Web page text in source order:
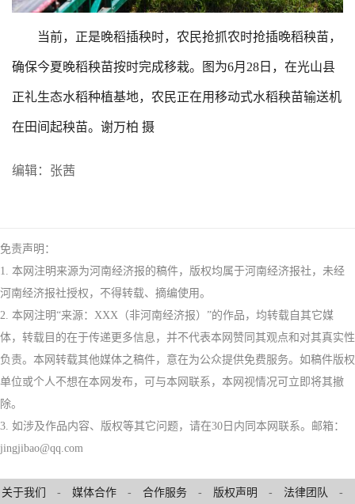
当前，正是晚稻插秧时，农民抢抓农时抢插晚稻秧苗，
确保今夏晚稻秧苗按时完成移栽。图为6月28日，在光山县
正礼生态水稻种植基地，农民正在用移动式水稻秧苗输送机
在田间起秧苗。谢万柏 摄
编辑：张茜
免责声明：
1. 本网注明来源为河南经济报的稿件，版权均属于河南经济报社，未经
河南经济报社授权，不得转载、摘编使用。
2. 本网注明“来源：XXX（非河南经济报）”的作品，均转载自其它媒
体，转载目的在于传递更多信息，并不代表本网赞同其观点和对其真实性
负责。本网转载其他媒体之稿件，意在为公众提供免费服务。如稿件版权
单位或个人不想在本网发布，可与本网联系，本网视情况可立即将其撤
除。
3. 如涉及作品内容、版权等其它问题，请在30日内同本网联系。邮箱：
jingjibao@qq.com
关于我们 - 媒体合作- 合作服务- 版权声明 - 法律团队 -